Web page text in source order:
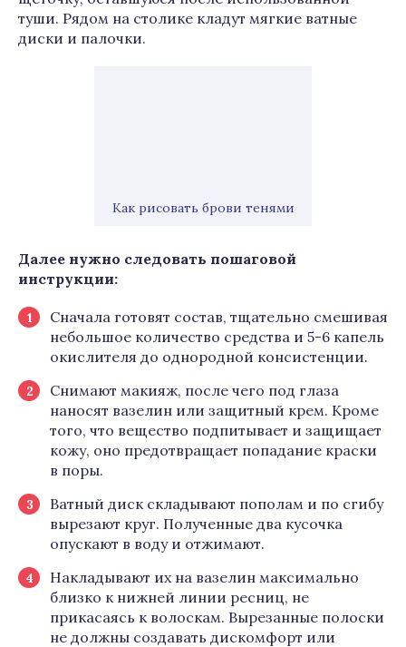
туши. Рядом на столике кладут мягкие ватные
диски и палочки.
Как рисовать брови тенями
Далее нужно следовать пошаговой
инструкции:
Сначала готовят состав, тщательно смешивая
небольшое количество средства и 5-6 капель
окислителя до однородной консистенции.
Снимают макияж, после чего под глаза
наносят вазелин или защитный крем. Кроме
того, что вещество подпитывает и защищает
кожу, оно предотвращает попадание краски
в поры.
Ватный диск складывают пополам и по сгибу
вырезают круг. Полученные два кусочка
опускают в воду и отжимают.
Накладывают их на вазелин максимально
близко к нижней линии ресниц, не
прикасаясь к волоскам. Вырезанные полоски
не должны создавать дискомфорт или